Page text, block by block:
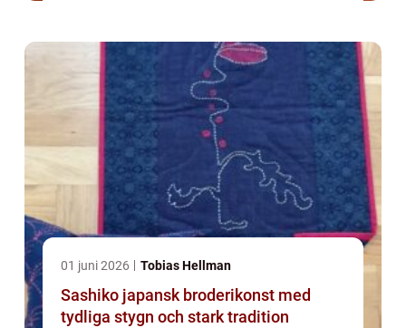
01 juni 2026 Tobias Hellman
Sashiko japansk broderikonst med
tydliga stygn och stark tradition